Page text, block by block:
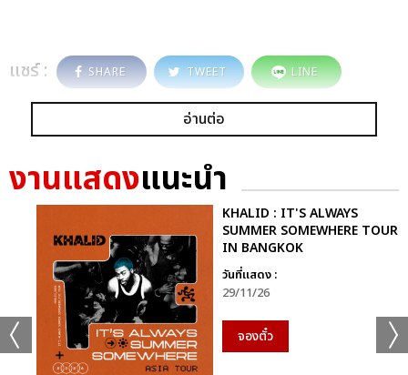
แชร์ : SHARE TWEET LINE
อ่านต่อ
งานแสดงแนะนำ
KHALID : IT'S ALWAYS
SUMMER SOMEWHERE TOUR
IN BANGKOK
วันที่แสดง :
29/11/26
จองตั๋ว